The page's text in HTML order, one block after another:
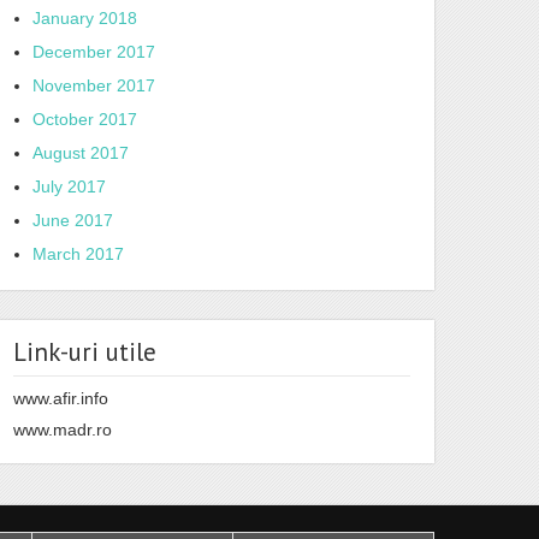
January 2018
December 2017
November 2017
October 2017
August 2017
July 2017
June 2017
March 2017
Link-uri utile
www.afir.info
www.madr.ro